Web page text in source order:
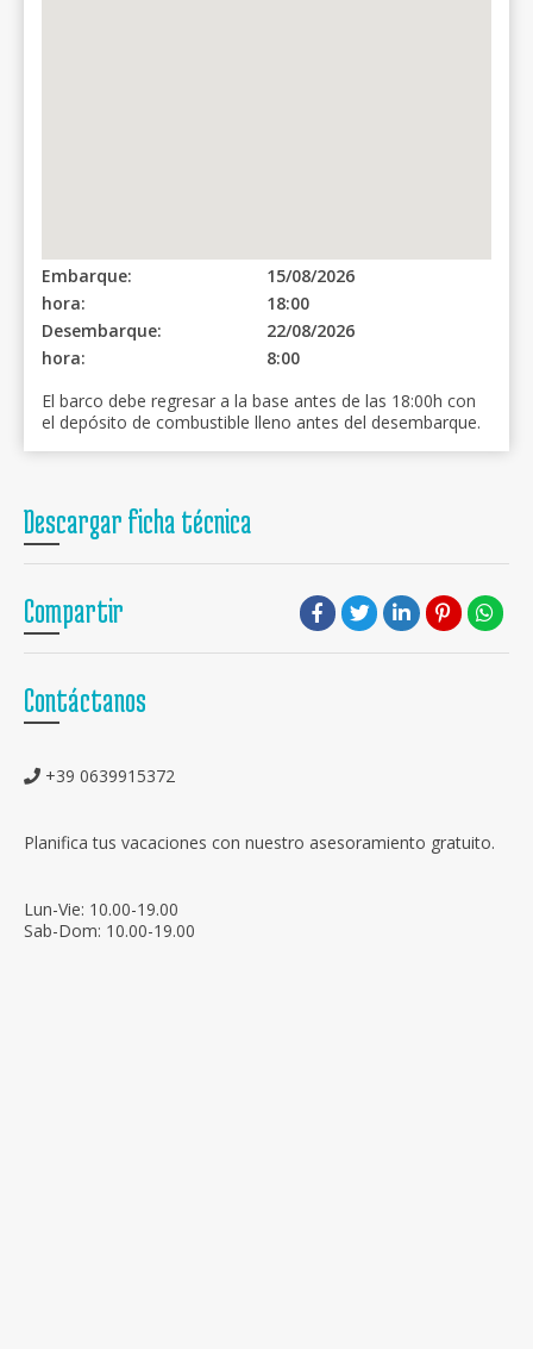
Embarque:
15/08/2026
hora:
18:00
Desembarque:
22/08/2026
hora:
8:00
El barco debe regresar a la base antes de las 18:00h con
el depósito de combustible lleno antes del desembarque.
Descargar ficha técnica
Compartir
Contáctanos
+39 0639915372
Planifica tus vacaciones con nuestro asesoramiento gratuito.
Lun-Vie: 10.00-19.00
Sab-Dom: 10.00-19.00